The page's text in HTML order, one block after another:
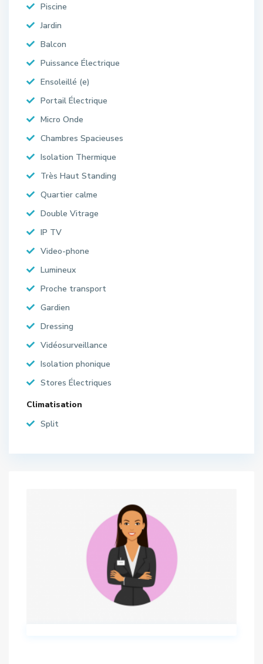
Piscine
Jardin
Balcon
Puissance Électrique
Ensoleillé (e)
Portail Électrique
Micro Onde
Chambres Spacieuses
Isolation Thermique
Très Haut Standing
Quartier calme
Double Vitrage
IP TV
Video-phone
Lumineux
Proche transport
Gardien
Dressing
Vidéosurveillance
Isolation phonique
Stores Électriques
Climatisation
Split